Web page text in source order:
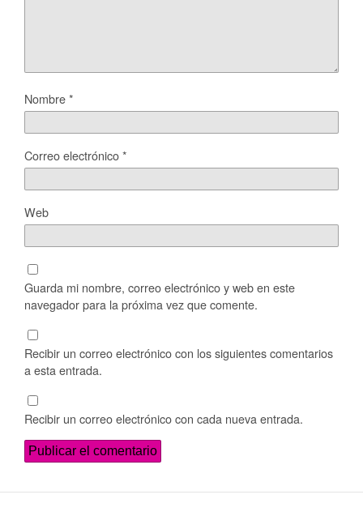
Nombre*
Correo electrónico*
Web
Guarda mi nombre, correo electrónico y web en este
navegador para la próxima vez que comente.
Recibir un correo electrónico con los siguientes comentarios
a esta entrada.
Recibir un correo electrónico con cada nueva entrada.